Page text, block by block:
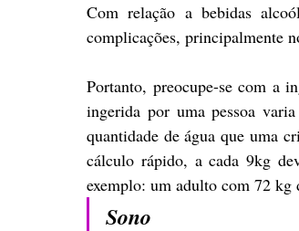
Com relação a bebidas
complicações, principalmente
Portanto, preocupe-se com a
ingerida por uma pessoa
quantidade de água que uma
cálculo rápido, a cada 9kg
exemplo: um adulto com 72 kg
Sono